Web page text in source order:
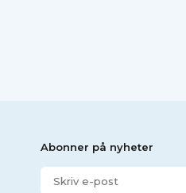
Abonner på nyheter